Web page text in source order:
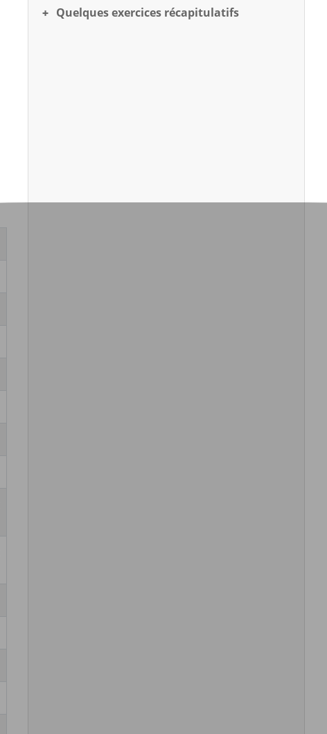
Quelques exercices récapitulatifs